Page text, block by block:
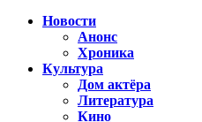
Новости
Анонс
Хроника
Культура
Дом актёра
Литература
Кино